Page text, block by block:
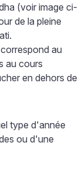
(voir image ci-
de la pleine
au
au cours
en dehors de
type d'année
ou d'une